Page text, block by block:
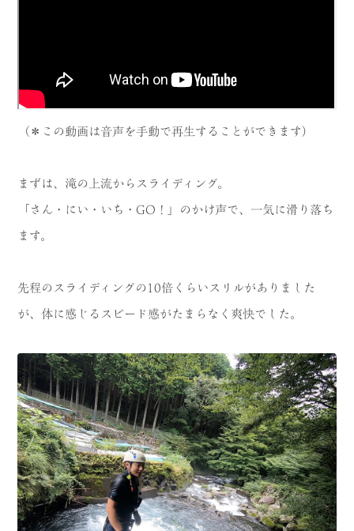
（＊この動画は音声を手動で再生することができます）
まずは、滝の上流からスライディング。
「さん・にい・いち・GO！」のかけ声で、一気に滑り落ち
ます。
先程のスライディングの10倍くらいスリルがありました
が、体に感じるスピード感がたまらなく爽快でした。